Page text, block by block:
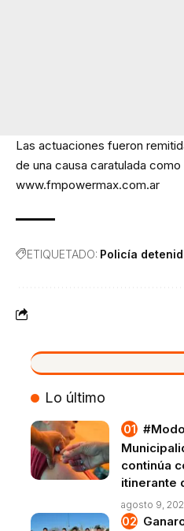
Las actuaciones fueron
de una causa caratulada
www.fmpowermax.com.ar
ETIQUETADO: Policía
VIVO
Lo último
continúa
itinerante
agosto 9,